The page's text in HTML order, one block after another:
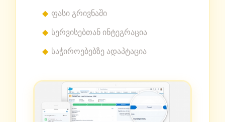
ფასი გრივნაში
სერვისებთან ინტეგრაცია
საჭიროებებზე ადაპტაცია